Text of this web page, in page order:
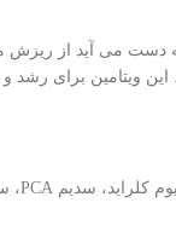
دست می آید از